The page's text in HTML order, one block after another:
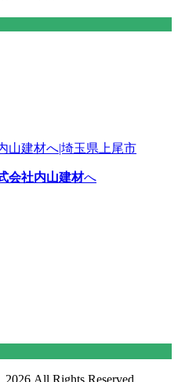
会社内山建材へ
All Rights Reserved.